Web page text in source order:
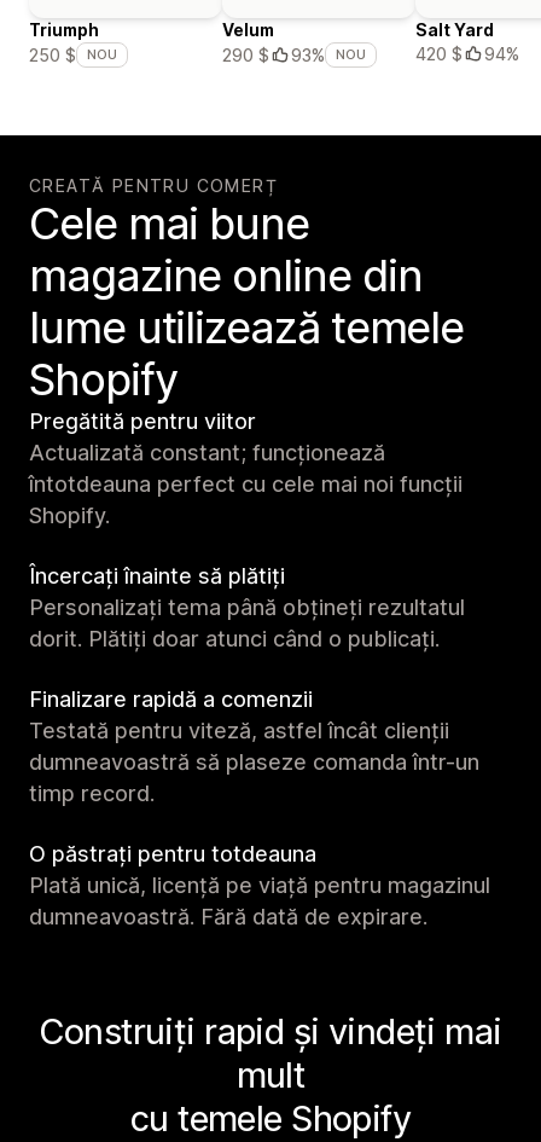
Triumph
250 $
NOU
Velum
290 $
93% NOU
Salt Yard
420 $
94%
CREATĂ PENTRU COMERȚ
Cele mai bune
magazine online din
lume utilizează temele
Shopify
Pregătită pentru viitor
Actualizată constant; funcționează
întotdeauna perfect cu cele mai noi funcții
Shopify.
Încercați înainte să plătiți
Personalizați tema până obțineți rezultatul
dorit. Plătiți doar atunci când o publicați.
Finalizare rapidă a comenzii
Testată pentru viteză, astfel încât clienții
dumneavoastră să plaseze comanda într-un
timp record.
O păstrați pentru totdeauna
Plată unică, licență pe viață pentru magazinul
dumneavoastră. Fără dată de expirare.
Construiți rapid și vindeți mai
mult
cu temele Shopify